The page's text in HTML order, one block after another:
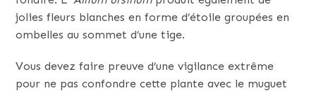
jolies fleurs blanches en forme d’étoile groupées en
ombelles au sommet d’une tige.
Vous devez faire preuve d’une vigilance extrême
pour ne pas confondre cette plante avec le muguet